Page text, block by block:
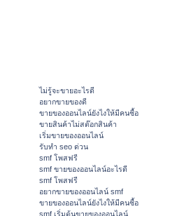
ไม่รู้จะขายอะไรดี
อยากขายของดี
ขายของออนไลน์ยังไงให้มีคนซื้อ
ขายสินค้าไม่สต๊อกสินค้า
เริ่มขายของออนไลน์
รับทำ seo ด่วน
smf โพสฟรี
smf ขายของออนไลน์อะไรดี
smf โพสฟรี
อยากขายของออนไลน์ smf
ขายของออนไลน์ยังไงให้มีคนซื้อ
smf เริ่มต้นขายของออนไลน์